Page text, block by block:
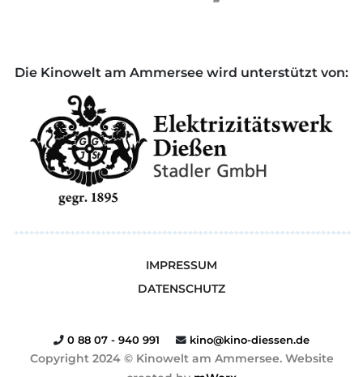
Die Kinowelt am Ammersee wird unterstützt von:
IMPRESSUM
DATENSCHUTZ
0 88 07 - 940 991 kino@kino-diessen.de
Copyright 2024 © Kinowelt am Ammersee. Website